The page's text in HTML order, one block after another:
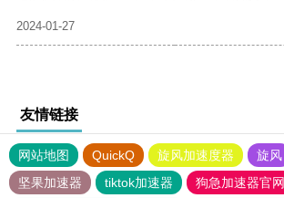
2024-01-27
友情链接
网站地图 QuickQ 旋风加速度器 旋风
坚果加速器
tiktok加速器
狗急加速器官网